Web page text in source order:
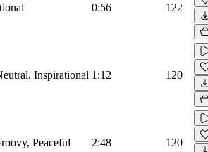
0:56 122
Inspirational 1:12 120
Peaceful 2:48 120